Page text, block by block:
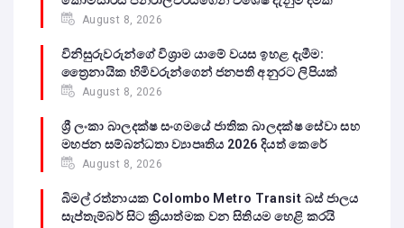
August 8, 2026
විනිසුරුවරුන්ගේ විශ්‍රාම යාමේ වයස ඉහළ දැමීම:
ත්‍රෛනායික හිමිවරුන්ගෙන් ජනපති අනුරට ලිපියක්
August 8, 2026
ශ්‍රී ලංකා බාලදක්ෂ සංගමයේ ජාතික බාලදක්ෂ සේවා සහ
මහජන සම්බන්ධතා ව්‍යාපෘතිය 2026 දියත් කෙරේ
August 8, 2026
බිමල් රත්නායක Colombo Metro Transit බස් ජාලය
සැප්තැම්බර් සිට ක්‍රියාත්මක වන සිතියම හෙළි කරයි